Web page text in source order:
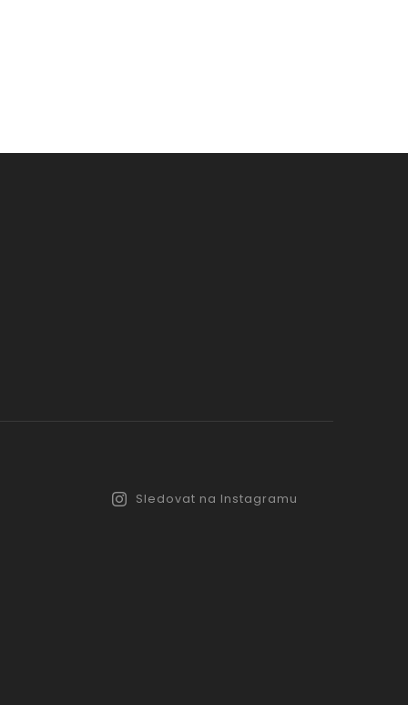
Sledovat na Instagramu